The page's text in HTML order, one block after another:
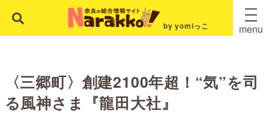
by yomiっこ menu
〈三郷町〉創建2100年超！“気”を司
る風神さま『龍田大社』